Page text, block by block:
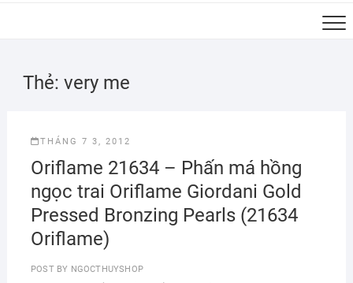
Thẻ: very me
THÁNG 7 3, 2012
Oriflame 21634 – Phấn má hồng
ngọc trai Oriflame Giordani Gold
Pressed Bronzing Pearls (21634
Oriflame)
POST BY NGOCTHUYSHOP